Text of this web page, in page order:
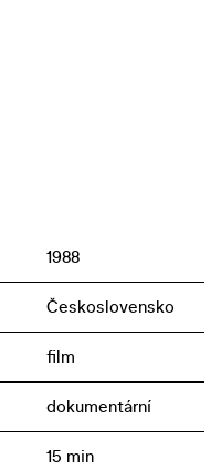
1988
Československo
film
dokumentární
15 min